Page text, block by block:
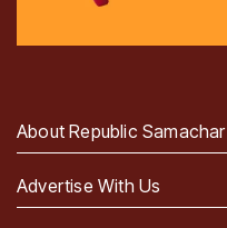
About Republic Samachar
Advertise With Us